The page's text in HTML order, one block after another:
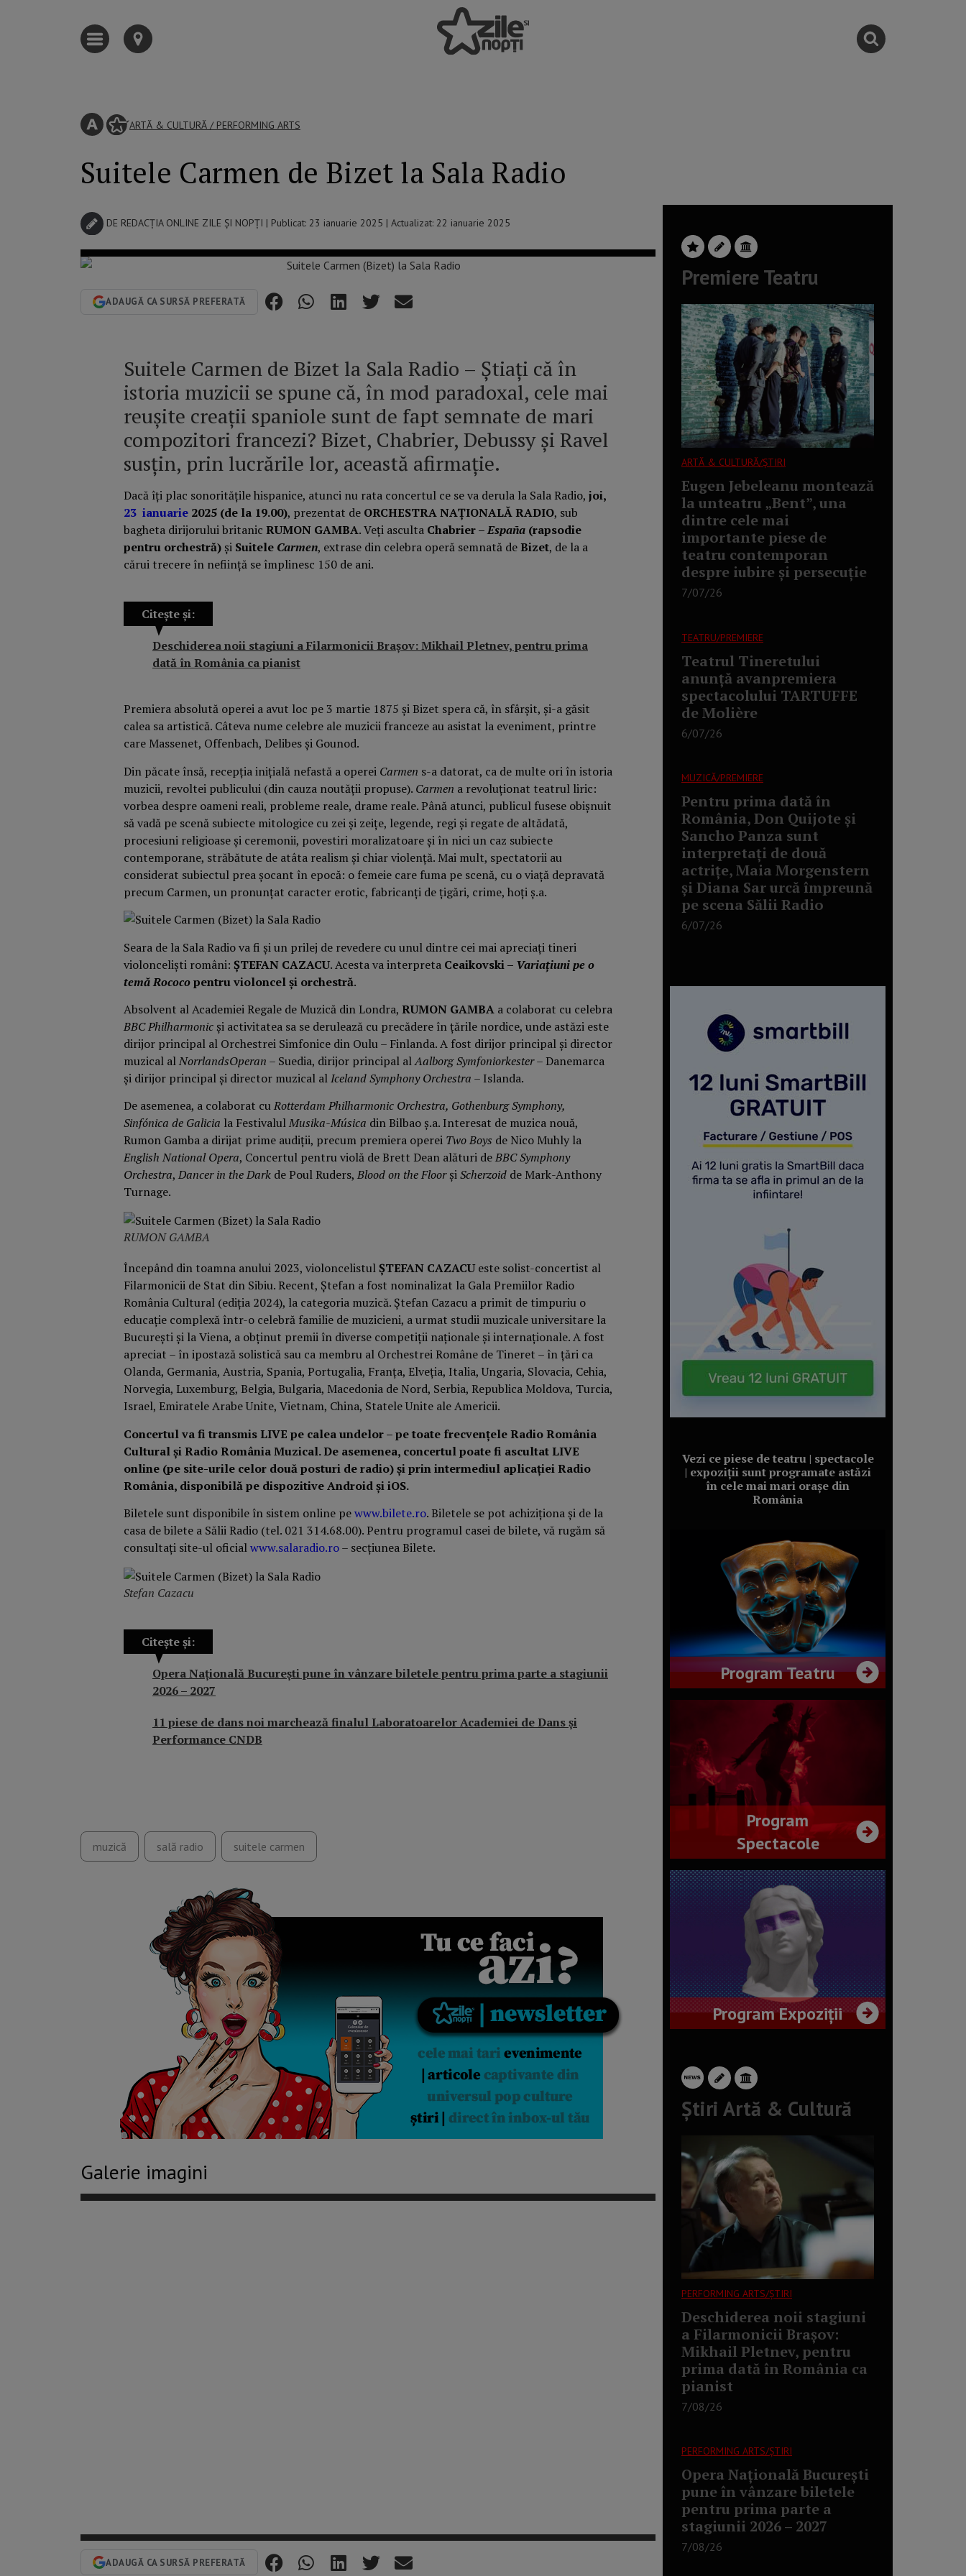
ARTĂ & CULTURĂ / PERFORMING ARTS
Suitele Carmen de Bizet la Sala Radio
DE REDACȚIA ONLINE ZILE ȘI NOPȚI | Publicat: 23 ianuarie 2025 | Actualizat: 22 ianuarie 2025
ADAUGĂ CA SURSĂ PREFERATĂ
Suitele Carmen de Bizet la Sala Radio – Știați că în
istoria muzicii se spune că, în mod paradoxal, cele mai
reușite creații spaniole sunt de fapt semnate de mari
compozitori francezi? Bizet, Chabrier, Debussy și Ravel
susțin, prin lucrările lor, această afirmație.
Dacă îți plac sonoritățile hispanice, atunci nu rata concertul ce se va derula la Sala Radio, joi,
23 ianuarie 2025 (de la 19.00), prezentat de ORCHESTRA NAŢIONALĂ RADIO, sub
bagheta dirijorului britanic RUMON GAMBA. Veți asculta Chabrier –España (rapsodie
pentru orchestră) și Suitele Carmen, extrase din celebra operă semnată deBizet, de la a
cărui trecere în neființă se împlinesc 150 de ani.
Citește și:
Deschiderea noii stagiuni a Filarmonicii Brașov: Mikhail Pletnev, pentru prima
dată în România ca pianist
Premiera absolută operei a avut loc pe 3 martie 1875 și Bizet spera că, în sfârșit, și-a găsit
calea sa artistică. Câteva nume celebre ale muzicii franceze au asistat la eveniment, printre
care Massenet, Offenbach, Delibes și Gounod.
Din păcate însă, recepția inițială nefastă a operei Carmen s-a datorat, ca de multe ori în istoria
muzicii, revoltei publicului (din cauza noutății propuse). Carmen a revoluționat teatrul liric:
vorbea despre oameni reali, probleme reale, drame reale. Până atunci, publicul fusese obișnuit
să vadă pe scenă subiecte mitologice cu zei și zeițe, legende, regi și regate de altădată,
procesiuni religioase și ceremonii, povestiri moralizatoare și în nici un caz subiecte
contemporane, străbătute de atâta realism și chiar violență. Mai mult, spectatorii au
considerat subiectul prea șocant în epocă: o femeie care fuma pe scenă, cu o viață depravată
precum Carmen, un pronunțat caracter erotic, fabricanți de țigări, crime, hoți ș.a.
Seara de la Sala Radio va fi și un prilej de revedere cu unul dintre cei mai apreciați tineri
violonceliști români: ȘTEFAN CAZACU. Acesta va interpreta Ceaikovski – Variațiuni pe o
temă Rococopentru violoncel și orchestră.
Absolvent al Academiei Regale de Muzică din Londra, RUMON GAMBA a colaborat cu celebra
BBC Philharmonic și activitatea sa se derulează cu precădere în țările nordice, unde astăzi este
dirijor principal al Orchestrei Simfonice din Oulu – Finlanda. A fost dirijor principal şi director
muzical alNorrlandsOperan – Suedia, dirijor principal alAalborg Symfoniorkester– Danemarca
și dirijor principal şi director muzical alIceland Symphony Orchestra – Islanda.
De asemenea, a colaborat cuRotterdam Philharmonic Orchestra, Gothenburg Symphony,
Sinfónica de Galicia la FestivalulMusika-Música din Bilbao ș.a. Interesat de muzica nouă,
Rumon Gamba a dirijat prime audiţii, precum premiera operei Two Boys de Nico Muhly la
English National Opera, Concertul pentru violă de Brett Dean alături deBBC Symphony
Orchestra, Dancer in the Dark de Poul Ruders, Blood on the FloorşiScherzoid de Mark-Anthony
Turnage.
RUMON GAMBA
Începând din toamna anului 2023, violoncelistulȘTEFAN CAZACUeste solist-concertist al
Filarmonicii de Stat din Sibiu. Recent, Ștefan a fost nominalizat la Gala Premiilor Radio
România Cultural (ediția 2024), la categoria muzică. Ștefan Cazacu a primit de timpuriu o
educație complexă într-o celebră familie de muzicieni, a urmat studii muzicale universitare la
București și la Viena, a obținut premii în diverse competiţii naţionale și internaționale. A fost
apreciat – în ipostază solistică sau ca membru al Orchestrei Române de Tineret – în țări ca
Olanda, Germania, Austria, Spania, Portugalia, Franța, Elveția, Italia, Ungaria, Slovacia, Cehia,
Norvegia, Luxemburg, Belgia, Bulgaria, Macedonia de Nord, Serbia, Republica Moldova, Turcia,
Israel, Emiratele Arabe Unite, Vietnam, China, Statele Unite ale Americii.
Concertul va fi transmis LIVE pe calea undelor – pe toate frecvenţele Radio România
Cultural şi Radio România Muzical. De asemenea, concertul poate fi ascultat LIVE
online (pe site-urile celor două posturi de radio) și prin intermediul aplicației Radio
România, disponibilă pe dispozitive Android și iOS.
Biletele sunt disponibile în sistem online pewww.bilete.ro. Biletele se pot achiziționa și de la
casa de bilete a Sălii Radio (tel. 021 314.68.00). Pentru programul casei de bilete, vă rugăm să
consultați site-ul oficialwww.salaradio.ro– secțiunea Bilete.
Stefan Cazacu
Citește și:
Opera Națională București pune în vânzare biletele pentru prima parte a stagiunii
2026 – 2027
11 piese de dans noi marchează finalul Laboratoarelor Academiei de Dans și
Performance CNDB
muzică sală radio suitele carmen
Galerie imagini
ADAUGĂ CA SURSĂ PREFERATĂ
Premiere Teatru
ARTĂ & CULTURĂ/ȘTIRI
Eugen Jebeleanu montează
la unteatru „Bent”, una
dintre cele mai
importante piese de
teatru contemporan
despre iubire și persecuție
7/07/26
TEATRU/PREMIERE
Teatrul Tineretului
anunță avanpremiera
spectacolului TARTUFFE
de Molière
6/07/26
MUZICĂ/PREMIERE
Pentru prima dată în
România, Don Quijote și
Sancho Panza sunt
interpretați de două
actrițe, Maia Morgenstern
și Diana Sar urcă împreună
pe scena Sălii Radio
6/07/26
Vezi ce piese de teatru | spectacole
| expoziții sunt programate astăzi
în cele mai mari orașe din
România
Program Teatru
Program
Spectacole
Program Expoziții
Știri Artă & Cultură
PERFORMING ARTS/ȘTIRI
Deschiderea noii stagiuni
a Filarmonicii Brașov:
Mikhail Pletnev, pentru
prima dată în România ca
pianist
7/08/26
PERFORMING ARTS/ȘTIRI
Opera Națională București
pune în vânzare biletele
pentru prima parte a
stagiunii 2026 – 2027
7/08/26